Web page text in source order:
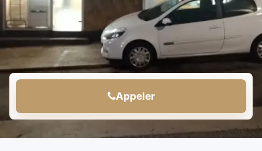
Appeler